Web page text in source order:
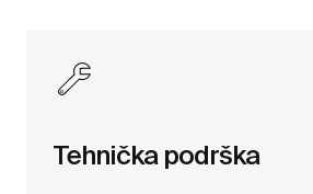
Tehnička podrška